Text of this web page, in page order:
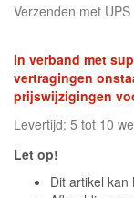
Verzenden met UPS
In verband met
vertragingen
prijswijzigingen
Levertijd: 5 tot 10
Let op!
Dit artikel kan